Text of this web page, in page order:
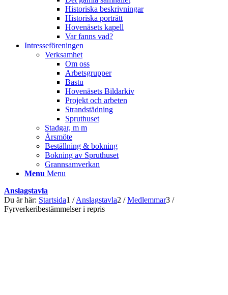
Historiska beskrivningar
Historiska porträtt
Hovenäsets kapell
Var fanns vad?
Intresseföreningen
Verksamhet
Om oss
Arbetsgrupper
Bastu
Hovenäsets Bildarkiv
Projekt och arbeten
Strandstädning
Spruthuset
Stadgar, m m
Årsmöte
Beställning & bokning
Bokning av Spruthuset
Grannsamverkan
Menu Menu
Anslagstavla
Du är här: Startsida1 / Anslagstavla2 / Medlemmar3 /
Fyrverkeribestämmelser i repris